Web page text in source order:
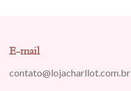
E-mail
contato@lojacharllot.com.br